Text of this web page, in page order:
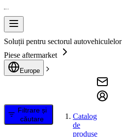
Soluții pentru sectorul autovehiculelor
Piese aftermarket
Europe
Filtrare și
căutare
Catalog
de
produse